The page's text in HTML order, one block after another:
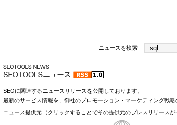
ニュースを検索
SEOに関連するニュースリリースを公開しております。
最新のサービス情報を、御社のプロモーション・マーケティング戦略
ニュース提供元（クリックすることでその提供元のプレスリリースが